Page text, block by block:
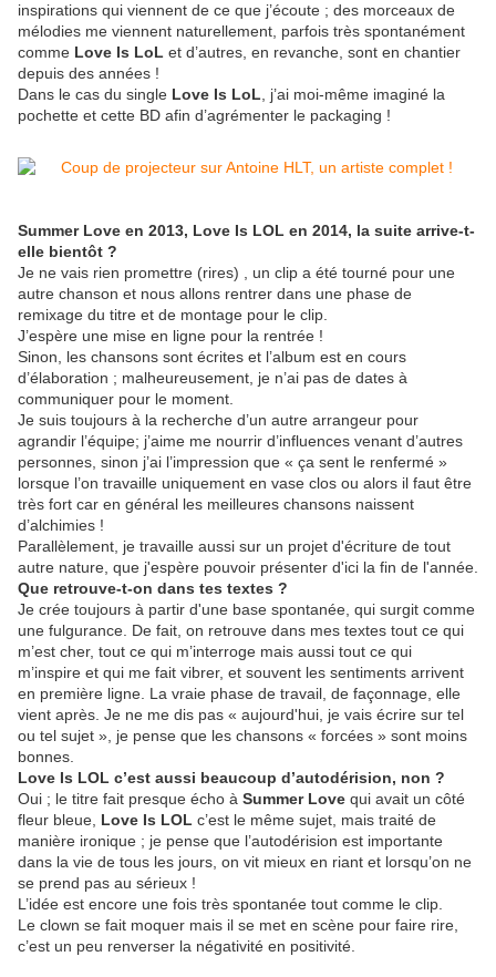
inspirations qui viennent de ce que j’écoute ; des morceaux de
mélodies me viennent naturellement, parfois très spontanément
comme Love Is LoL et d’autres, en revanche, sont en chantier
depuis des années !
Dans le cas du single Love Is LoL , j’ai moi-même imaginé la
pochette et cette BD afin d’agrémenter le packaging !
Summer Love en 2013, Love Is LOL en 2014, la suite arrive-t-
elle bientôt ?
Je ne vais rien promettre (rires) , un clip a été tourné pour une
autre chanson et nous allons rentrer dans une phase de
remixage du titre et de montage pour le clip.
J’espère une mise en ligne pour la rentrée !
Sinon, les chansons sont écrites et l’album est en cours
d’élaboration ; malheureusement, je n’ai pas de dates à
communiquer pour le moment.
Je suis toujours à la recherche d’un autre arrangeur pour
agrandir l’équipe; j’aime me nourrir d’influences venant d’autres
personnes, sinon j’ai l’impression que « ça sent le renfermé »
lorsque l’on travaille uniquement en vase clos ou alors il faut être
très fort car en général les meilleures chansons naissent
d’alchimies !
Parallèlement, je travaille aussi sur un projet d'écriture de tout
autre nature, que j'espère pouvoir présenter d'ici la fin de l'année.
Que retrouve-t-on dans tes textes ?
Je crée toujours à partir d'une base spontanée, qui surgit comme
une fulgurance. De fait, on retrouve dans mes textes tout ce qui
m’est cher, tout ce qui m’interroge mais aussi tout ce qui
m’inspire et qui me fait vibrer, et souvent les sentiments arrivent
en première ligne. La vraie phase de travail, de façonnage, elle
vient après. Je ne me dis pas « aujourd'hui, je vais écrire sur tel
ou tel sujet », je pense que les chansons « forcées » sont moins
bonnes.
Love Is LOL c’est aussi beaucoup d’autodérision, non ?
Oui ; le titre fait presque écho à Summer Love qui avait un côté
fleur bleue, Love Is LOL c’est le même sujet, mais traité de
manière ironique ; je pense que l’autodérision est importante
dans la vie de tous les jours, on vit mieux en riant et lorsqu’on ne
se prend pas au sérieux !
L’idée est encore une fois très spontanée tout comme le clip.
Le clown se fait moquer mais il se met en scène pour faire rire,
c’est un peu renverser la négativité en positivité.